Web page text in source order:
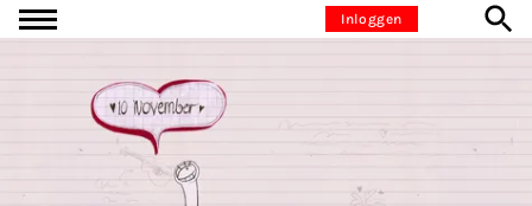
Ga naar inhoudInloggen